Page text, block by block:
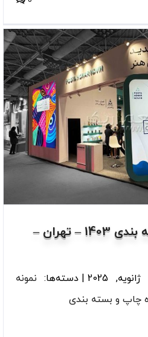
نمایشگاه چاپ و بسته بندی 1403 – تهران –
دسته‌ها: نمونه
چاپ و بسته بندی